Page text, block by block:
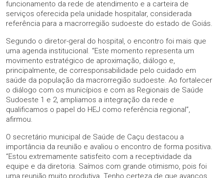
funcionamento da rede de atendimento e a carteira de
serviços oferecida pela unidade hospitalar, considerada
referência para a macrorregião sudoeste do estado de Goiás.
Segundo o diretor-geral do hospital, o encontro foi mais que
uma agenda institucional. “Este momento representa um
movimento estratégico de aproximação, diálogo e,
principalmente, de corresponsabilidade pelo cuidado em
saúde da população da macrorregião sudoeste. Ao fortalecer
o diálogo com os municípios e com as Regionais de Saúde
Sudoeste 1 e 2, ampliamos a integração da rede e
qualificamos o papel do HEJ como referência regional”,
afirmou.
O secretário municipal de Saúde de Caçu destacou a
importância da reunião e avaliou o encontro de forma positiva.
“Estou extremamente satisfeito com a receptividade da
equipe e da diretoria. Saímos com grande otimismo, pois foi
uma reunião muito produtiva. Tenho certeza de que avanços